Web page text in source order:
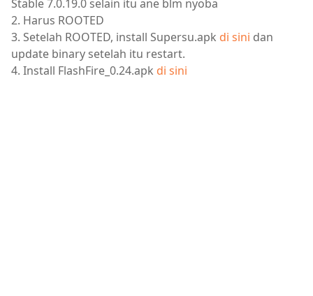
Stable 7.0.19.0 selain itu ane blm nyoba
2. Harus ROOTED
3. Setelah ROOTED, install Supersu.apk di sini dan
update binary setelah itu restart.
4. Install FlashFire_0.24.apk di sini